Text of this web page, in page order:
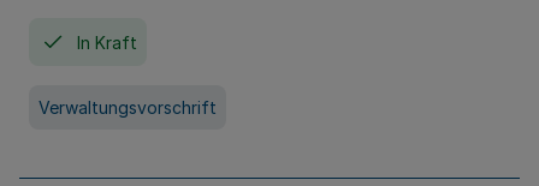
In Kraft
Verwaltungsvorschrift